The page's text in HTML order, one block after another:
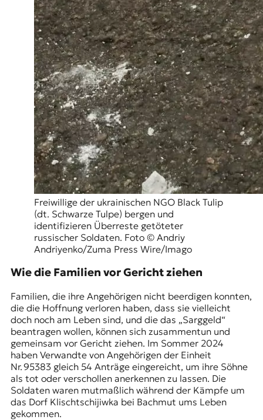
Freiwillige der ukrainischen NGO Black Tulip
(dt. Schwarze Tulpe) bergen und
identifizieren Überreste getöteter
russischer Soldaten. Foto © Andriy
Andriyenko/Zuma Press Wire/Imago
Wie die Familien vor Gericht ziehen
Familien, die ihre Angehörigen nicht beerdigen konnten,
die die Hoffnung verloren haben, dass sie vielleicht
doch noch am Leben sind, und die das „Sarggeld“
beantragen wollen, können sich zusammentun und
gemeinsam vor Gericht ziehen. Im Sommer 2024
haben Verwandte von Angehörigen der Einheit
Nr. 95383 gleich 54 Anträge eingereicht, um ihre Söhne
als tot oder verschollen anerkennen zu lassen. Die
Soldaten waren mutmaßlich während der Kämpfe um
das Dorf Klischtschijiwka bei Bachmut ums Leben
gekommen.